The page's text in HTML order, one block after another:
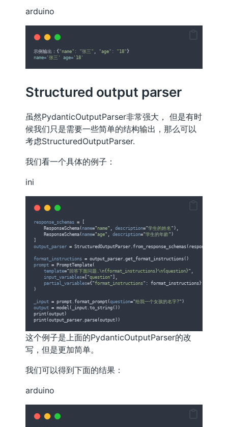
arduino
示例输出：{ "name" : "张三" "age" : "18" }
name= '张三' age= '18'
Structured output parser
虽然PydanticOutputParser非常强大， 但是有时
候我们只是需要一些简单的结构输出，那么可以
考虑StructuredOutputParser.
我们看一个具体的例子：
ini
response_schemas =
    ResponseSchema(
name=" name" description="学生的姓名 " ),
    ResponseSchema(
name="age" description="学生的年龄" )
output_parser =
format_instructions = output_parser.get_format_instructions()
prompt = PromptTemplate(
template=" 回答下面问题.\n{format_instructions}\n{question}"
input_variables= "question"
partial_variables={ " format_instructions" : format_instructions}
)
_input = prompt.format_prompt(question="给我一个女孩的名字?" )
output = model(_input.to_string())
print(output)
print(output_parser.parse(output))
这个例子是上面的PydanticOutputParser的改
写，但是更加简单。
我们可以得到下面的结果：
arduino